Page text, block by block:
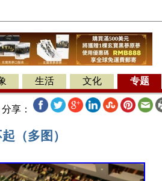
生活 文化 专题
享：
（多图）